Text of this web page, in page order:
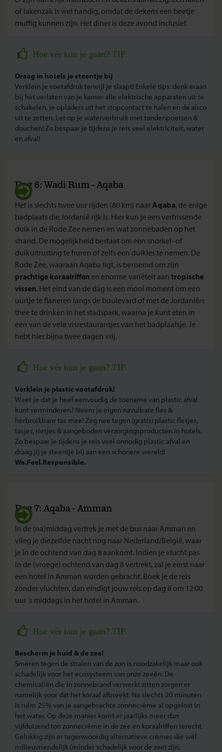
of lakenzak is wel handig, omdat de dekens een beetje
muffig kunnen zijn. Het diner is deze avond inclusief.
Hoe vér kun je gaan? TIP
Draag in hotels je steentje bij
Verklein je voetafdruk terwijl je slaapt! Enkele tips: denk eraan
bij het verlaten van je kamer alle elektrische apparaten uit te
schakelen, je opladers uit het stopcontact te halen en de airco
uit te zetten. Let op je waterverbruik met tandenpoetsen &
douchen! Zo bespaar je tijdens je reis veel elektriciteit, water
en afval!
Dag 6: Wadi Rum - Aqaba
Het is slechts twee uur rijden (80 km) naar Aqaba, de enige
badplaats die Jordanië rijk is. Hier kun je een verfrissende
duik in de Rode Zee nemen en wat zonnebaden op het
strand. De mogelijkheid bestaat om een snorkel- of
duikuitrusting te huren of zelfs een duikles te nemen. De
Rode Zee, waaraan Aqaba ligt, is beroemd om zijn
prachtige koraalriffen en enorme variëteit aan tropische
vissen. Het eind van de dag is een mooi moment om een
uurtje te flaneren langs de boulevard of met de Jordaniërs
thee te drinken in het stadspark, waarna je kunt eten in
een van de vele visrestaurantjes van het badplaatsje. Je
hebt hier bijna twee dagen vrij.
Hoe vér kun je gaan? TIP
Verklein je plastic voetafdruk!
Weet je dat je heel eenvoudig de toename van plastic afval
kunt verminderen? Neem je eigen navulbare fles &
herbruikbare tas mee! Zeg nee tegen (gratis) plastic flesjes,
tasjes, rietjes & aangeboden verzorgingsproducten in hotels.
Zo bespaar je tijdens je reis veel onnodig plastic afval en
draag jij je steentje bij aan een schonere wereld!
We.Feel.Responsible.
Dag 7: Aqaba - Amman
In de (na)middag vertrek je met de bus naar Amman en
vlieg je diezelfde nacht nog naar Nederland/België, waar
je in de ochtend van dag 8 aankomt. Indien je vlucht pas
in de (vroege) ochtend van dag 8 vertrekt, zal je eerst naar
een hotel in Amman worden gebracht. Boek je de reis
zonder vluchten, dan eindigt jouw reis op dag 8 om 12:00
uur 's middags in het hotel in Amman.
Hoe vér kun je gaan? TIP
Bescherm je huid & de zee!
Smeren tegen de stralen van de zon is noodzakelijk maar ook
schadelijk voor het ecosysteem van onze zeeën. De
chemicaliën die in zonnebrand verwerkt zitten zorgen er
namelijk voor dat het koraal afbreekt. Na slechts 20 minuten
is ruim 25% van je aangebrachte zonnecrème al opgelost in
het water. Op deze manier komt er jaarlijks meer dan
vijfduizend ton zonnecrème in de zee en koraalriffen terecht.
Gelukkig zijn er tegenwoordig alternatieve crèmes die wél
milieuvriendelijk (minder schadelijk voor de zee) zijn.